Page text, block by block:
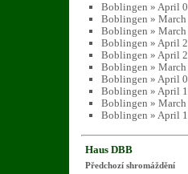
Boblingen » April
Boblingen »
Boblingen »
Boblingen » April
Boblingen » April
Boblingen »
Boblingen » April
Boblingen » April
Boblingen »
Boblingen » April
Haus DBB
Předchozí shromáždění